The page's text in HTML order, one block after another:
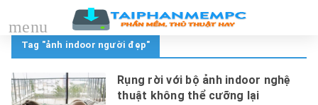
Tag "ảnh indoor người đẹp"
Rụng rời với bộ ảnh indoor nghệ
thuật không thể cưỡng lại
menu